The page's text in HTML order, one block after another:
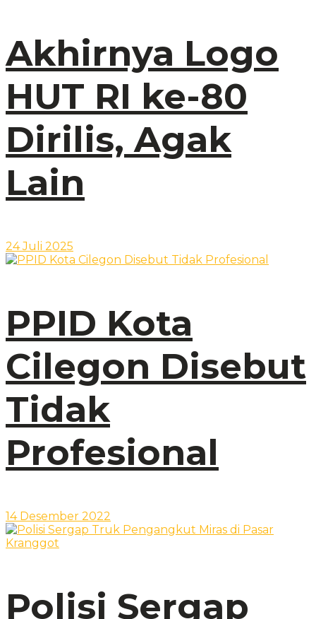
Akhirnya Logo
HUT RI ke-80
Dirilis, Agak
Lain
24 Juli 2025
PPID Kota
Cilegon Disebut
Tidak
Profesional
14 Desember 2022
Polisi Sergap